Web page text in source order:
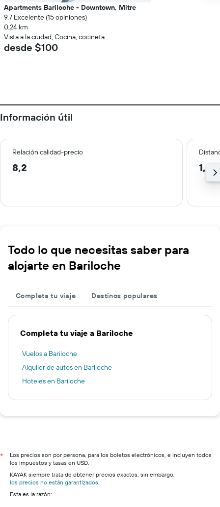
Apartments Bariloche - Downtown, Mitre
9.7 Excelente (15 opiniones)
0,24 km
Vista a la ciudad, Cocina, cocineta
desde $100
Información útil
Relación calidad-precio
8,2 1,3
Todo lo que necesitas saber para
alojarte en Bariloche
Completa tu viaje Destinos populares
Completa tu viaje a Bariloche
Vuelos a Bariloche
Alquiler de autos en Bariloche
Hoteles en Bariloche
*
Los precios son por persona, para los boletos electrónicos, e incluyen todos
los impuestos y tasas en USD.
KAYAK siempre trata de obtener precios exactos, sin embargo,
los precios no están garantizados.
Esta es la razón: